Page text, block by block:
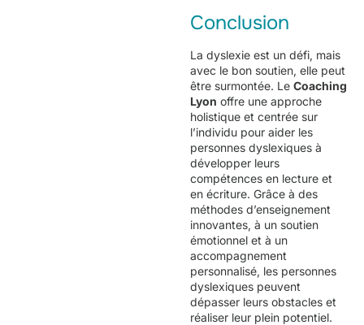
Conclusion
La dyslexie est un défi, mais
avec le bon soutien, elle peut
être surmontée. Le Coaching
Lyon offre une approche
holistique et centrée sur
l’individu pour aider les
personnes dyslexiques à
développer leurs
compétences en lecture et
en écriture. Grâce à des
méthodes d’enseignement
innovantes, à un soutien
émotionnel et à un
accompagnement
personnalisé, les personnes
dyslexiques peuvent
dépasser leurs obstacles et
réaliser leur plein potentiel.